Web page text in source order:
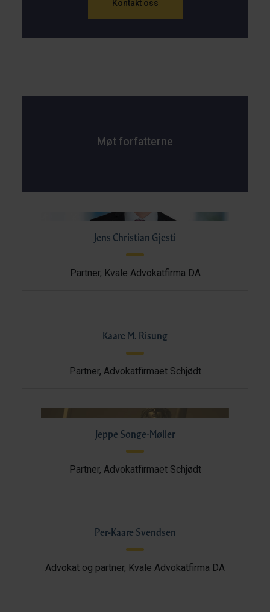
Kontakt oss
Møt forfatterne
Jens Christian Gjesti
Partner, Kvale Advokatfirma DA
Kaare M. Risung
Partner, Advokatfirmaet Schjødt
Jeppe Songe-Møller
Partner, Advokatfirmaet Schjødt
Per-Kaare Svendsen
Advokat og partner, Kvale Advokatfirma DA